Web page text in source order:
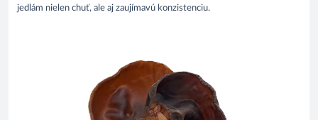
jedlám nielen chuť, ale aj zaujímavú konzistenciu.